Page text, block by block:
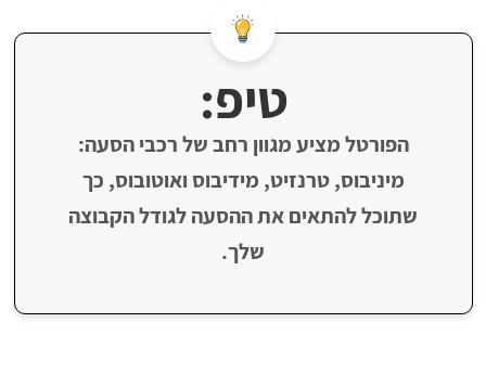
טיפ:
הפורטל מציע מגוון רחב של רכבי הסעה:
מיניבוס, טרנזיט, מידיבוס ואוטובוס, כך
שתוכל להתאים את ההסעה לגודל הקבוצה
שלך.